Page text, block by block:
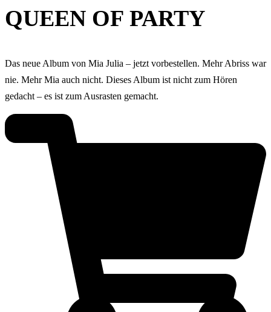
QUEEN OF PARTY
Das neue Album von Mia Julia – jetzt vorbestellen. Mehr Abriss war
nie. Mehr Mia auch nicht. Dieses Album ist nicht zum Hören
gedacht – es ist zum Ausrasten gemacht.